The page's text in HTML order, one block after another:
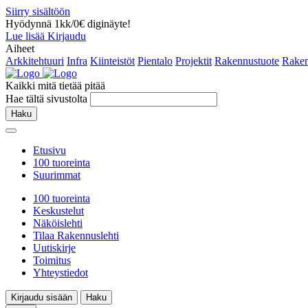
Siirry sisältöön
Hyödynnä 1kk/0€ diginäyte!
Lue lisää Kirjaudu
Aiheet
Arkkitehtuuri Infra Kiinteistöt Pientalo Projektit Rakennustuote
Kaikki mitä tietää pitää
Hae tältä sivustolta
Haku
Etusivu
100 tuoreinta
Suurimmat
100 tuoreinta
Keskustelut
Näköislehti
Tilaa Rakennuslehti
Uutiskirje
Toimitus
Yhteystiedot
Kirjaudu sisään
Haku